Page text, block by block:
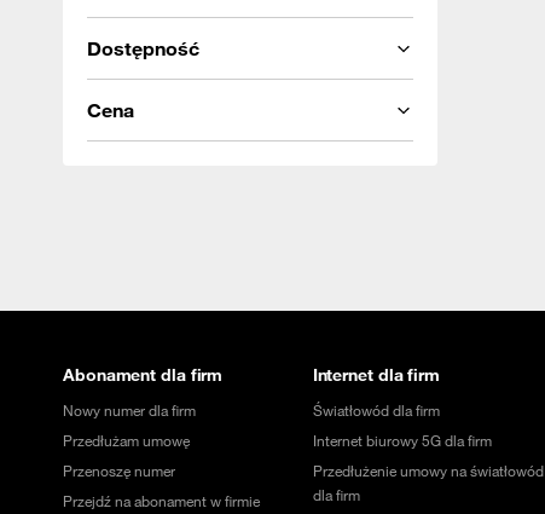
Dostępność
Cena
Abonament dla firm
Nowy numer dla firm
Przedłużam umowę
Przenoszę numer
Przejdź na abonament w firmie
Internet dla firm
Światłowód dla firm
Internet biurowy 5G dla firm
Przedłużenie umowy na światłowód
dla firm